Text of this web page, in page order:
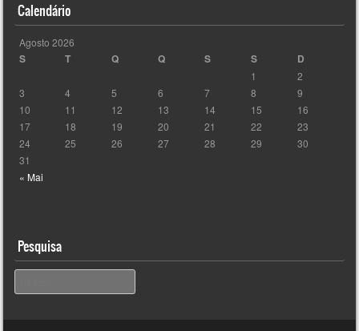
Calendário
Agosto 2026
S T Q Q S S D
« Mai
1
2
3
4 5 6 7 8
9
10
11 12 13 14 15
16
17
18 19 20 21 22
23
24
25 26 27 28 29
30
31
Pesquisa